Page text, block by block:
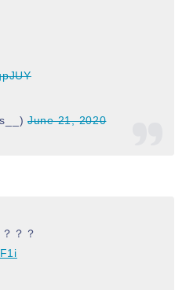
June 21, 2020
？？